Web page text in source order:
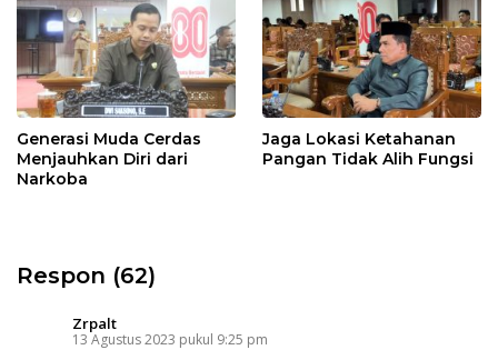
Generasi Muda Cerdas
Menjauhkan Diri dari
Narkoba
Jaga Lokasi Ketahanan
Pangan Tidak Alih Fungsi
Respon (62)
Zrpalt
13 Agustus 2023 pukul 9:25 pm